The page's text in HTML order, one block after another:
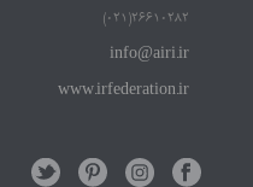
۲۶۶۱۰۲۸۲(۰۲۱)
info@airi.ir
www.irfederation.ir